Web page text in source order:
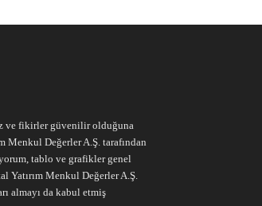
ve fikirler güvenilir olduğuna
Menkul Değerler A.Ş. tarafından
tablo ve grafikler genel
Menkul Değerler A.Ş.
almayı da kabul etmiş